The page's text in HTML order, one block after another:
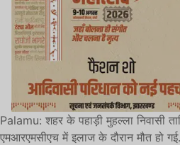
Palamu: शहर के पहाड़ी मुहल्ला निवासी
एमआरएमसीएच में इलाज के दौरान मौत हो